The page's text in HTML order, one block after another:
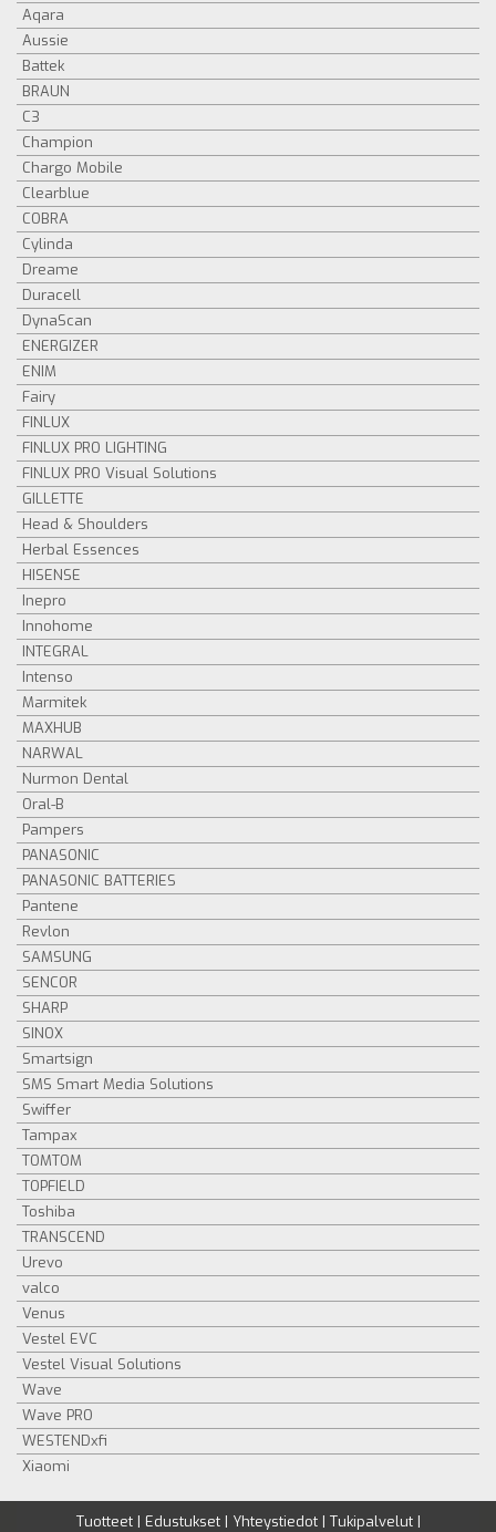
Aqara
Aussie
Battek
BRAUN
C3
Champion
Chargo Mobile
Clearblue
COBRA
Cylinda
Dreame
Duracell
DynaScan
ENERGIZER
ENIM
Fairy
FINLUX
FINLUX PRO LIGHTING
FINLUX PRO Visual Solutions
GILLETTE
Head & Shoulders
Herbal Essences
HISENSE
Inepro
Innohome
INTEGRAL
Intenso
Marmitek
MAXHUB
NARWAL
Nurmon Dental
Oral-B
Pampers
PANASONIC
PANASONIC BATTERIES
Pantene
Revlon
SAMSUNG
SENCOR
SHARP
SINOX
Smartsign
SMS Smart Media Solutions
Swiffer
Tampax
TOMTOM
TOPFIELD
Toshiba
TRANSCEND
Urevo
valco
Venus
Vestel EVC
Vestel Visual Solutions
Wave
Wave PRO
WESTENDxfi
Xiaomi
Tuotteet| Edustukset| Yhteystiedot| Tukipalvelut|